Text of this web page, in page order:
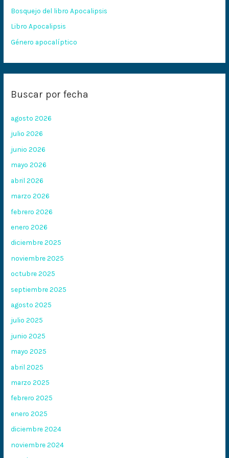
r
:
Bosquejo del libro Apocalipsis
Libro Apocalipsis
Género apocalíptico
Buscar por fecha
agosto 2026
julio 2026
junio 2026
mayo 2026
abril 2026
marzo 2026
febrero 2026
enero 2026
diciembre 2025
noviembre 2025
octubre 2025
septiembre 2025
agosto 2025
julio 2025
junio 2025
mayo 2025
abril 2025
marzo 2025
febrero 2025
enero 2025
diciembre 2024
noviembre 2024